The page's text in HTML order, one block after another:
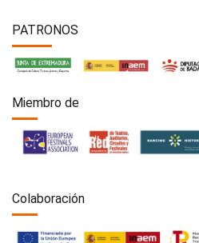
PATRONOS
Miembro de
Colaboración